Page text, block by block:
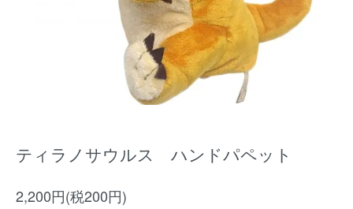
ティラノサウルス ハンドパペット
2,200円(税200円)